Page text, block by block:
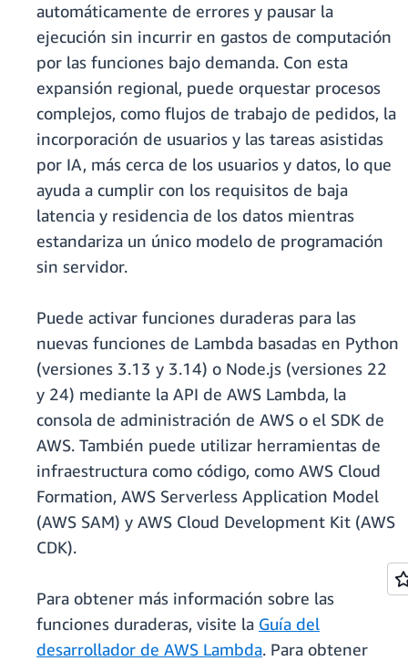
automáticamente de errores y pausar la
ejecución sin incurrir en gastos de computación
por las funciones bajo demanda. Con esta
expansión regional, puede orquestar procesos
complejos, como flujos de trabajo de pedidos, la
incorporación de usuarios y las tareas asistidas
por IA, más cerca de los usuarios y datos, lo que
ayuda a cumplir con los requisitos de baja
latencia y residencia de los datos mientras
estandariza un único modelo de programación
sin servidor.
Puede activar funciones duraderas para las
nuevas funciones de Lambda basadas en Python
(versiones 3.13 y 3.14) o Node.js (versiones 22
y 24) mediante la API de AWS Lambda, la
consola de administración de AWS o el SDK de
AWS. También puede utilizar herramientas de
infraestructura como código, como AWS Cloud
Formation, AWS Serverless Application Model
(AWS SAM) y AWS Cloud Development Kit (AWS
CDK).
Para obtener más información sobre las
funciones duraderas, visite la Guía del
desarrollador de AWS Lambda. Para obtener